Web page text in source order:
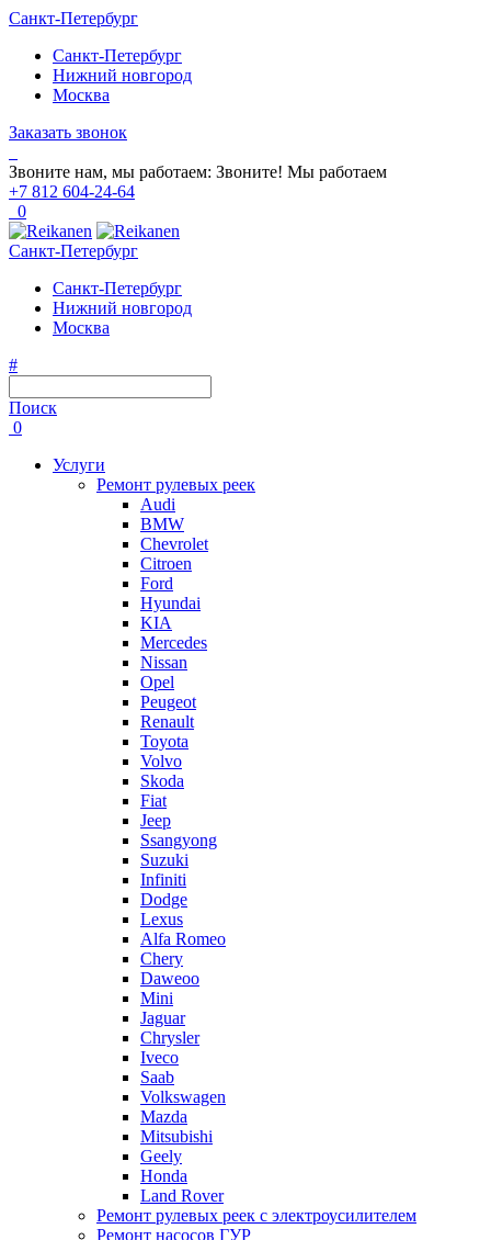
Санкт-Петербург
Санкт-Петербург
Нижний новгород
Москва
Заказать звонок
Звоните нам, мы работаем: Звоните! Мы работаем
+7 812 604-24-64
0
Санкт-Петербург
Санкт-Петербург
Нижний новгород
Москва
#
Поиск
0
Услуги
Ремонт рулевых реек
Audi
BMW
Chevrolet
Citroen
Ford
Hyundai
KIA
Mercedes
Nissan
Opel
Peugeot
Renault
Toyota
Volvo
Skoda
Fiat
Jeep
Ssangyong
Suzuki
Infiniti
Dodge
Lexus
Alfa Romeo
Chery
Daweoo
Mini
Jaguar
Chrysler
Iveco
Saab
Volkswagen
Mazda
Mitsubishi
Geely
Honda
Land Rover
Ремонт рулевых реек с электроусилителем
Ремонт насосов ГУР